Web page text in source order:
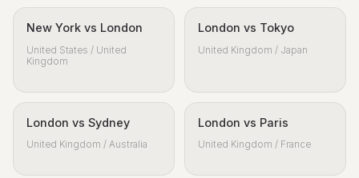
New York vs London
United States / United
Kingdom
London vs Tokyo
United Kingdom / Japan
London vs Sydney
United Kingdom / Australia
London vs Paris
United Kingdom / France